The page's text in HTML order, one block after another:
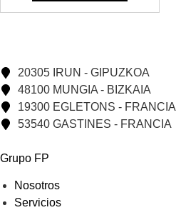
20305 IRUN - GIPUZKOA
48100 MUNGIA - BIZKAIA
19300 EGLETONS - FRANCIA
53540 GASTINES - FRANCIA
Grupo FP
Nosotros
Servicios